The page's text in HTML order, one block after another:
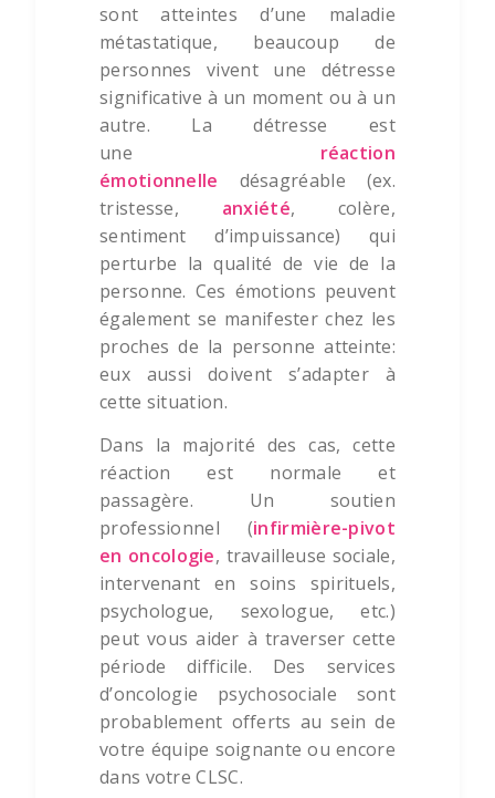
sont atteintes d’une maladie
métastatique, beaucoup de
personnes vivent une détresse
significative à un moment ou à un
autre. La détresse est
une réaction
émotionnelle désagréable (ex.
tristesse, anxiété, colère,
sentiment d’impuissance) qui
perturbe la qualité de vie de la
personne. Ces émotions peuvent
également se manifester chez les
proches de la personne atteinte:
eux aussi doivent s’adapter à
cette situation.
Dans la majorité des cas, cette
réaction est normale et
passagère. Un soutien
professionnel (infirmière-pivot
en oncologie, travailleuse sociale,
intervenant en soins spirituels,
psychologue, sexologue, etc.)
peut vous aider à traverser cette
période difficile. Des services
d’oncologie psychosociale sont
probablement offerts au sein de
votre équipe soignante ou encore
dans votre CLSC.